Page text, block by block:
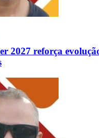
2027 reforça